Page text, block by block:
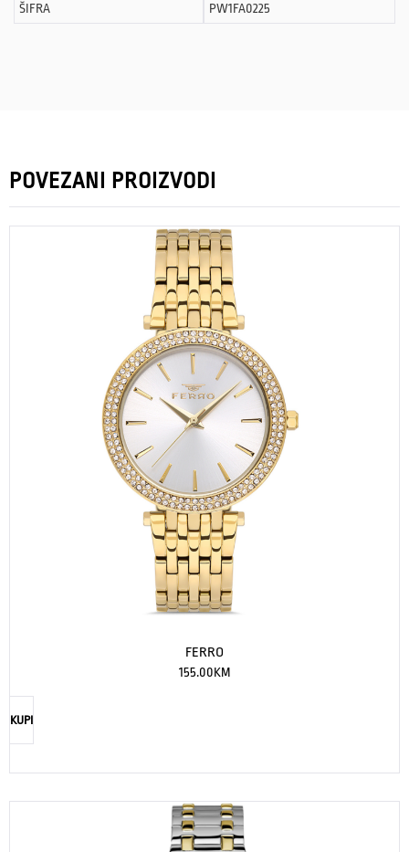
ŠIFRA PW1FA0225
POVEZANI PROIZVODI
FERRO
155.00KM
KUPI